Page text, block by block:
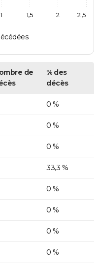
1 1,5 2 2,5
de
% des
décès
0 %
0 %
0 %
33,3 %
0 %
0 %
0 %
0 %